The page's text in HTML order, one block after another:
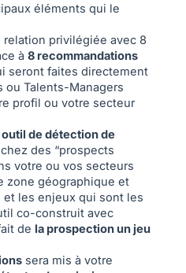
éléments qui le
relation privilégiée avec 8
à 8 recommandations
seront faites directement
ou Talents-Managers
profil ou votre secteur
outil de détection de
des “prospects
votre ou vos secteurs
zone géographique et
les enjeux qui sont les
co-construit avec
de la prospection un jeu
sera mis à votre